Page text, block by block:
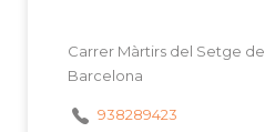
Carrer Màrtirs del Setge de
Barcelona
938289423